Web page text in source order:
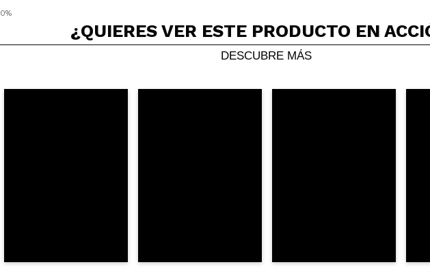
0%
Compartir un vídeo o una foto
Tu vídeo podría ser el primero. Imagínatelo...
¿Recomendarías su compra? Si No 5/5
¿QUIERES VER ESTE PRODUCTO EN
DESCUBRE MÁS